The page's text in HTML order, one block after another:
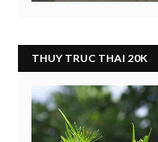
THUY TRUC THAI 20K